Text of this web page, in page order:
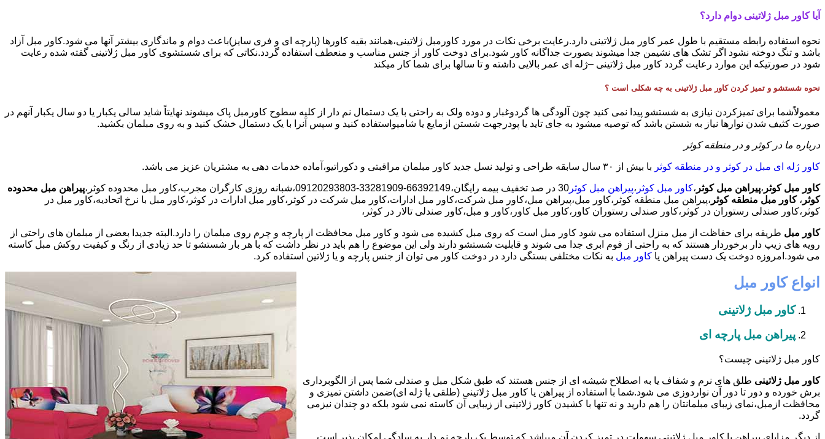
آیا کاور مبل ژلاتینی دوام دارد؟
نحوه استفاده رابطه مستقیم با طول عمر کاور مبل ژلاتینی دارد.رعایت برخی نکات در مورد کاورمبل ژلاتینی،همانند بقیه کاورها (پارچه ای و فری سایز)باعث دوام و ماندگاری بیشتر آنها می شود.کاور مبل آزاد
باشد و تنگ دوخته نشود اگر تشک های نشیمن جدا میشوند بصورت جداگانه کاور شود.برای دوخت کاور از جنس مناسب و منعطف استفاده گردد.نکاتی که برای شستشوی کاور مبل ژلاتینی گفته شده رعایت
شود در صورتیکه این موارد رعایت گردد کاور مبل ژلاتینی –ژله ای عمر بالایی داشته و تا سالها برای شما کار میکند
نحوه شستشو و تمیز کردن کاور مبل ژلاتینی به چه شکلی است ؟
معمولاًشما برای تمیزکردن نیازی به شستشو پیدا نمی کنید چون آلودگی ها گردوغبار و دوده ولک به راحتی با یک دستمال نم دار از کلیه سطوح کاورمبل پاک میشوند نهایتاً شاید سالی یکبار یا دو سال یکبار آنهم در
صورت کثیف شدن نوارها نیاز به شستن باشد که توصیه میشود به جای تاید یا پودرجهت شستن ازمایع یا شامپواستفاده کنید و سپس آنرا با یک دستمال خشک کنید و به روی مبلمان بکشید.
درباره ما در کوثر و در منطقه کوثر
کاور ژله ای مبل در کوثر و در منطقه کوثر با بیش از ٣٠ سال سابقه طراحی و تولید نسل جدید کاور مبلمان مراقبتی و دکوراتیو،آماده خدمات دهی به مشتریان عزیز می باشد.
کاور مبل کوثر ،پیراهن مبل کوثر ،کاور مبل کوثر ،پیراهن مبل کوثر 30 در صد تخفیف بیمه رایگان،66392149-33281909-09120293803،شبانه روزی کارگران مجرب،کاور مبل محدوده کوثر،
پیراهن مبل محدوده
کوثر ، کاور مبل منطقه کوثر ،پیراهن مبل منطقه کوثر،کاور مبل،پیراهن مبل،کاور مبل شرکت،کاور مبل ادارات،کاور مبل شرکت در کوثر،کاور مبل ادارات در کوثر،کاور مبل با نرخ اتحادیه،کاور مبل در
کوثر،کاور صندلی رستوران در کوثر،کاور صندلی رستوران کاور،کاور مبل کاور،کاور و مبل،کاور صندلی تالار در کوثر،
کاور مبل طریقه برای حفاظت از مبل منزل استفاده می شود کاور مبل است که روی مبل کشیده می شود و کاور مبل محافظت از پارچه و چرم روی مبلمان را دارد.البته جدیدا بعضی از مبلمان های راحتی از
رویه های زیپ دار برخوردار هستند که به راحتی از فوم ابری جدا می شوند و قابلیت شستشو دارند ولی این موضوع را هم باید در نظر داشت که با هر بار شستشو تا حد زیادی از رنگ و کیفیت روکش مبل کاسته
می شود.امروزه دوخت یک دست پیراهن یا کاور مبل به نکات مختلفی بستگی دارد در دوخت کاور می توان از جنس پارچه و یا ژلاتین استفاده کرد.
انواع کاور مبل
کاور مبل ژلاتینی
پیراهن مبل پارچه ای
کاور مبل ژلاتینی چیست؟
کاور مبل ژلاتینی طلق های نرم و شفاف یا به اصطلاح شیشه ای از جنس هستند که طبق شکل مبل و صندلی شما پس از الگوبرداری
برش خورده و دور تا دور آن نواردوزی می شود.شما با استفاده از پیراهن یا کاور مبل ژلاتینی (طلقی یا ژله ای)ضمن داشتن تمیزی و
محافظت ازمبل،نمای زیبای مبلمانتان را هم دارید و نه تنها با کشیدن کاور ژلاتینی از زیبایی آن کاسته نمی شود بلکه دو چندان نیزمی
گردد.